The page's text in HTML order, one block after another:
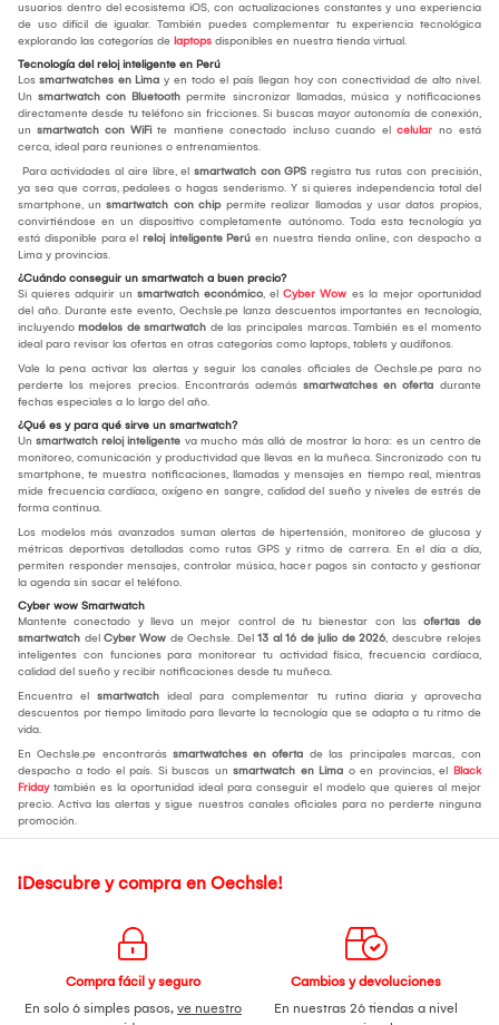
usuarios dentro del ecosistema iOS, con actualizaciones constantes y una experiencia
de uso difícil de igualar. También puedes complementar tu experiencia tecnológica
explorando las categorías de laptops disponibles en nuestra tienda virtual.
Tecnología del reloj inteligente en Perú
Los smartwatches en Lima y en todo el país llegan hoy con conectividad de alto nivel.
Un smartwatch con Bluetooth permite sincronizar llamadas, música y notificaciones
directamente desde tu teléfono sin fricciones. Si buscas mayor autonomía de conexión,
un smartwatch con WiFi te mantiene conectado incluso cuando el celular no está
cerca, ideal para reuniones o entrenamientos.
Para actividades al aire libre, el smartwatch con GPS registra tus rutas con precisión,
ya sea que corras, pedalees o hagas senderismo. Y si quieres independencia total del
smartphone, un smartwatch con chippermite realizar llamadas y usar datos propios,
convirtiéndose en un dispositivo completamente autónomo. Toda esta tecnología ya
está disponible para el reloj inteligente Perú en nuestra tienda online, con despacho a
Lima y provincias.
¿Cuándo conseguir un smartwatch a buen precio?
Si quieres adquirir un smartwatch económico, el Cyber Wow es la mejor oportunidad
del año. Durante este evento, Oechsle.pe lanza descuentos importantes en tecnología,
incluyendo modelos de smartwatch de las principales marcas. También es el momento
ideal para revisar las ofertas en otras categorías como laptops, tablets y audífonos.
Vale la pena activar las alertas y seguir los canales oficiales de Oechsle.pe para no
perderte los mejores precios. Encontrarás además smartwatches en oferta durante
fechas especiales a lo largo del año.
¿Qué es y para qué sirve un smartwatch?
Un smartwatch reloj inteligente va mucho más allá de mostrar la hora: es un centro de
monitoreo, comunicación y productividad que llevas en la muñeca. Sincronizado con tu
smartphone, te muestra notificaciones, llamadas y mensajes en tiempo real, mientras
mide frecuencia cardíaca, oxígeno en sangre, calidad del sueño y niveles de estrés de
forma continua.
Los modelos más avanzados suman alertas de hipertensión, monitoreo de glucosa y
métricas deportivas detalladas como rutas GPS y ritmo de carrera. En el día a día,
permiten responder mensajes, controlar música, hacer pagos sin contacto y gestionar
la agenda sin sacar el teléfono.
Cyber wow Smartwatch
Mantente conectado y lleva un mejor control de tu bienestar con las ofertas de
smartwatch del Cyber Wow de Oechsle. Del 13 al 16 de julio de 2026, descubre relojes
inteligentes con funciones para monitorear tu actividad física, frecuencia cardíaca,
calidad del sueño y recibir notificaciones desde tu muñeca.
Encuentra el smartwatch ideal para complementar tu rutina diaria y aprovecha
descuentos por tiempo limitado para llevarte la tecnología que se adapta a tu ritmo de
vida.
En Oechsle.pe encontrarás smartwatches en oferta de las principales marcas, con
despacho a todo el país. Si buscas un smartwatch en Lima o en provincias, el Black
Fridaytambién es la oportunidad ideal para conseguir el modelo que quieres al mejor
precio. Activa las alertas y sigue nuestros canales oficiales para no perderte ninguna
promoción.
¡Descubre y compra en Oechsle!
Compra fácil y seguro
En solo 6 simples pasos, ve nuestro
Cambios y devoluciones
En nuestras 26 tiendas a nivel